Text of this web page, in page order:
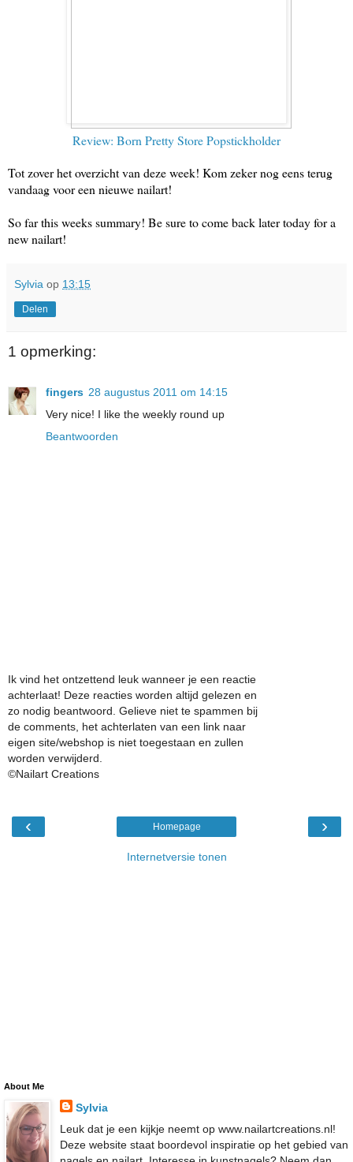
Review: Born Pretty Store Popstickholder
Tot zover het overzicht van deze week! Kom zeker nog eens terug
vandaag voor een nieuwe nailart!
So far this weeks summary! Be sure to come back later today for a
new nailart!
Sylvia op 13:15
Delen
1 opmerking:
fingers 28 augustus 2011 om 14:15
Very nice! I like the weekly round up
Beantwoorden
Ik vind het ontzettend leuk wanneer je een reactie
achterlaat! Deze reacties worden altijd gelezen en
zo nodig beantwoord. Gelieve niet te spammen bij
de comments, het achterlaten van een link naar
eigen site/webshop is niet toegestaan en zullen
worden verwijderd.
©Nailart Creations
‹ ›
Homepage
Internetversie tonen
About Me
Sylvia
Leuk dat je een kijkje neemt op www.nailartcreations.nl!
Deze website staat boordevol inspiratie op het gebied van